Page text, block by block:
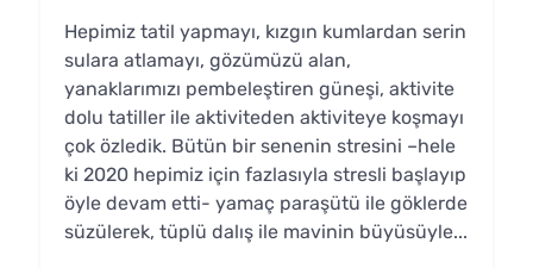
Hepimiz tatil yapmayı, kızgın kumlardan serin
sulara atlamayı, gözümüzü alan,
yanaklarımızı pembeleştiren güneşi, aktivite
dolu tatiller ile aktiviteden aktiviteye koşmayı
çok özledik. Bütün bir senenin stresini –hele
ki 2020 hepimiz için fazlasıyla stresli başlayıp
öyle devam etti- yamaç paraşütü ile göklerde
süzülerek, tüplü dalış ile mavinin büyüsüyle...